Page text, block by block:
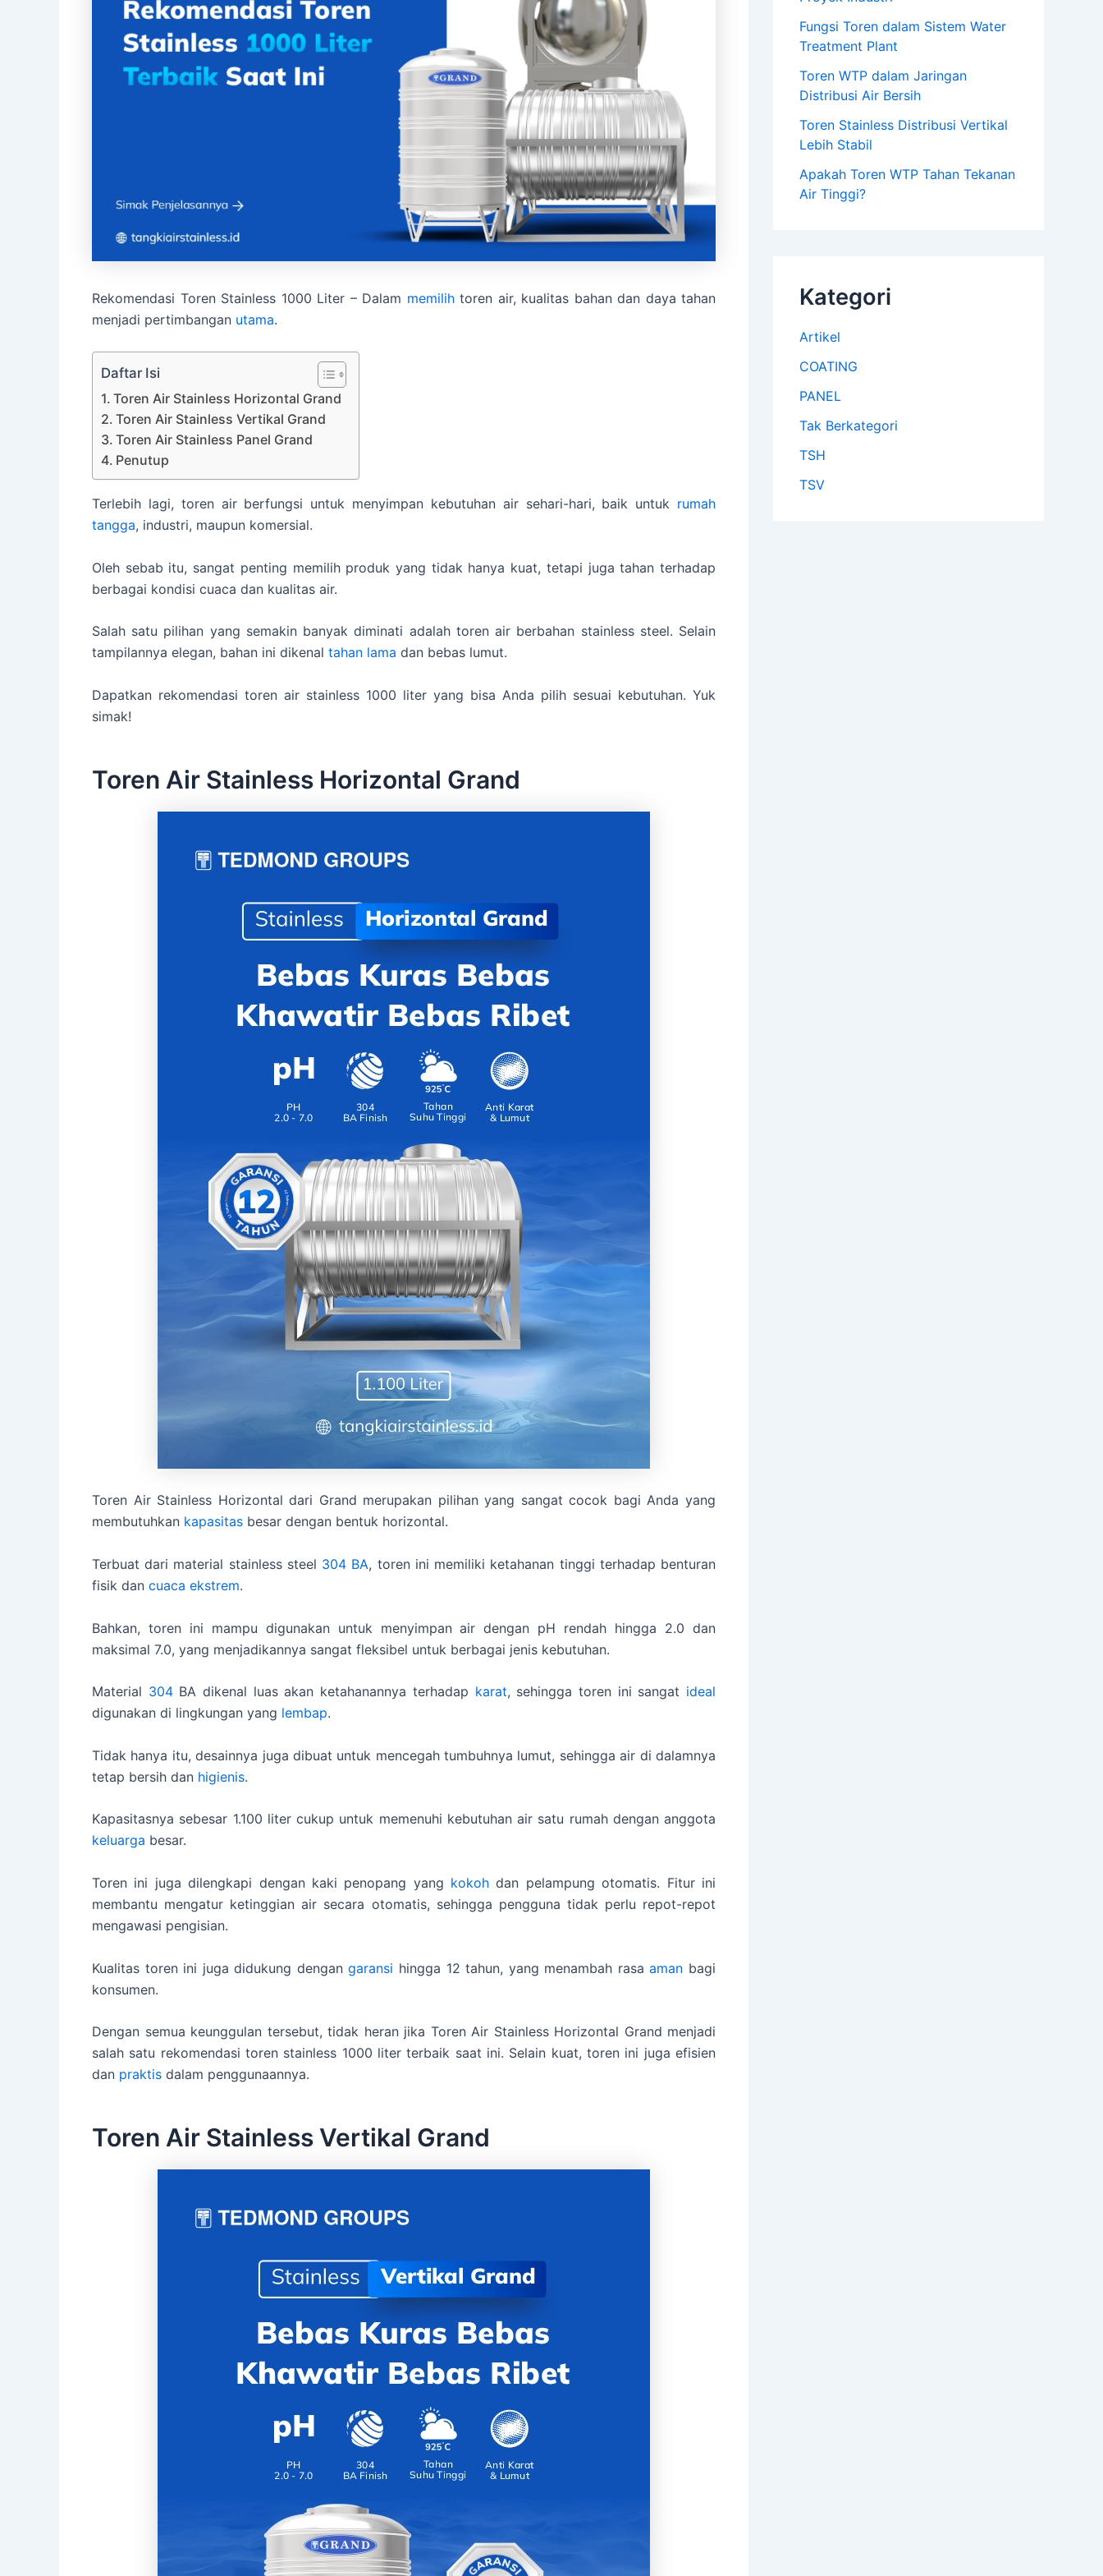
Rekomendasi Toren Stainless 1000 Liter – Dalam memilihtoren air, kualitas bahan dan daya tahan
menjadi pertimbangan utama.
Daftar Isi
Toren Air Stainless Horizontal Grand
Toren Air Stainless Vertikal Grand
Toren Air Stainless Panel Grand
Penutup
Terlebih lagi, toren air berfungsi untuk menyimpan kebutuhan air sehari-hari, baik untuk rumah
tangga, industri, maupun komersial.
Oleh sebab itu, sangat penting memilih produk yang tidak hanya kuat, tetapi juga tahan terhadap
berbagai kondisi cuaca dan kualitas air.
Salah satu pilihan yang semakin banyak diminati adalah toren air berbahan stainless steel. Selain
tampilannya elegan, bahan ini dikenal tahan lama dan bebas lumut.
Dapatkan rekomendasi toren air stainless 1000 liter yang bisa Anda pilih sesuai kebutuhan. Yuk
simak!
Toren Air Stainless Horizontal Grand
Toren Air Stainless Horizontal dari Grand merupakan pilihan yang sangat cocok bagi Anda yang
membutuhkan kapasitas besar dengan bentuk horizontal.
Terbuat dari material stainless steel 304 BA, toren ini memiliki ketahanan tinggi terhadap benturan
fisik dan cuaca ekstrem.
Bahkan, toren ini mampu digunakan untuk menyimpan air dengan pH rendah hingga 2.0 dan
maksimal 7.0, yang menjadikannya sangat fleksibel untuk berbagai jenis kebutuhan.
Material 304BA dikenal luas akan ketahanannya terhadap karat, sehingga toren ini sangat ideal
digunakan di lingkungan yang lembap.
Tidak hanya itu, desainnya juga dibuat untuk mencegah tumbuhnya lumut, sehingga air di dalamnya
tetap bersih dan higienis.
Kapasitasnya sebesar 1.100 liter cukup untuk memenuhi kebutuhan air satu rumah dengan anggota
keluarga besar.
Toren ini juga dilengkapi dengan kaki penopang yang kokoh dan pelampung otomatis. Fitur ini
membantu mengatur ketinggian air secara otomatis, sehingga pengguna tidak perlu repot-repot
mengawasi pengisian.
Kualitas toren ini juga didukung dengangaransi hingga 12 tahun, yang menambah rasaaman bagi
konsumen.
Dengan semua keunggulan tersebut, tidak heran jika Toren Air Stainless Horizontal Grand menjadi
salah satu rekomendasi toren stainless 1000 liter terbaik saat ini. Selain kuat, toren ini juga efisien
dan praktis dalam penggunaannya.
Toren Air Stainless Vertikal Grand
Fungsi Toren dalam Sistem Water
Treatment Plant
Toren WTP dalam Jaringan
Distribusi Air Bersih
Toren Stainless Distribusi Vertikal
Lebih Stabil
Apakah Toren WTP Tahan Tekanan
Air Tinggi?
Kategori
Artikel
COATING
PANEL
Tak Berkategori
TSH
TSV